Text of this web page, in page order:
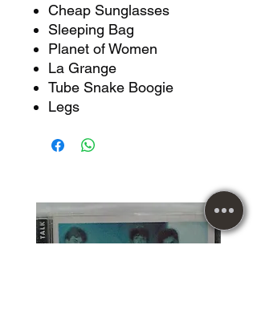
Cheap Sunglasses
Sleeping Bag
Planet of Women
La Grange
Tube Snake Boogie
Legs